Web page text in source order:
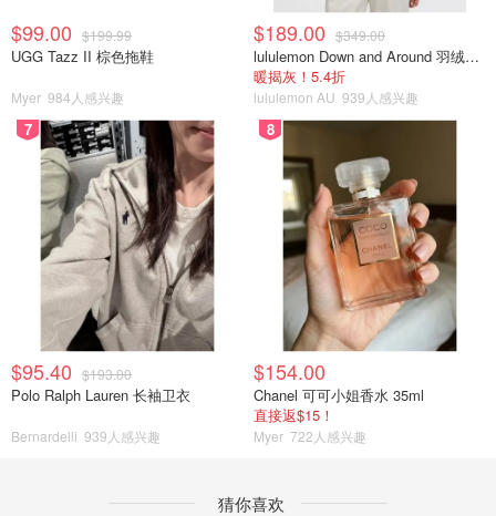
$99.00 $199.99
UGG Tazz II 棕色拖鞋
Myer 984人感兴趣
$189.00 $349.00
lululemon Down and Around 羽绒夹克
暖揭灰！5.4折
lululemon AU 939人感兴趣
7
$95.40 $193.00
Polo Ralph Lauren 长袖卫衣
Bernardelli 939人感兴趣
8
$154.00
Chanel 可可小姐香水 35ml
直接返$15！
Myer 722人感兴趣
猜你喜欢